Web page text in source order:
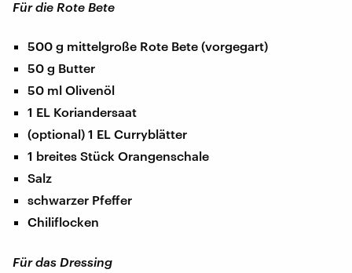
Für die Rote Bete
500 g mittelgroße Rote Bete (vorgegart)
50 g Butter
50 ml Olivenöl
1 EL Koriandersaat
(optional) 1 EL Curryblätter
1 breites Stück Orangenschale
Salz
schwarzer Pfeffer
Chiliflocken
Für das Dressing